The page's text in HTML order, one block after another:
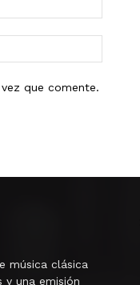
que comente.
música clásica
y una emisión